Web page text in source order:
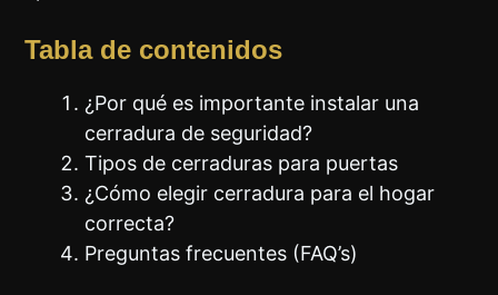
Tabla de contenidos
¿Por qué es importante instalar una
cerradura de seguridad?
Tipos de cerraduras para puertas
¿Cómo elegir cerradura para el hogar
correcta?
Preguntas frecuentes (FAQ’s)